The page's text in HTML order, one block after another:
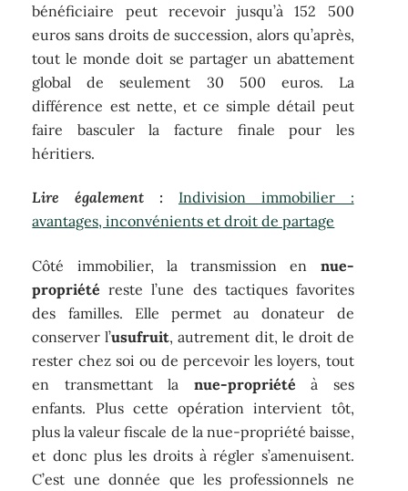
bénéficiaire peut recevoir jusqu’à 152 500
euros sans droits de succession, alors qu’après,
tout le monde doit se partager un abattement
global de seulement 30 500 euros. La
différence est nette, et ce simple détail peut
faire basculer la facture finale pour les
héritiers.
Lire également :
Indivision immobilier :
avantages, inconvénients et droit de partage
Côté immobilier, la transmission en nue-
propriété reste l’une des tactiques favorites
des familles. Elle permet au donateur de
conserver l’usufruit, autrement dit, le droit de
rester chez soi ou de percevoir les loyers, tout
en transmettant la nue-propriété à ses
enfants. Plus cette opération intervient tôt,
plus la valeur fiscale de la nue-propriété baisse,
et donc plus les droits à régler s’amenuisent.
C’est une donnée que les professionnels ne